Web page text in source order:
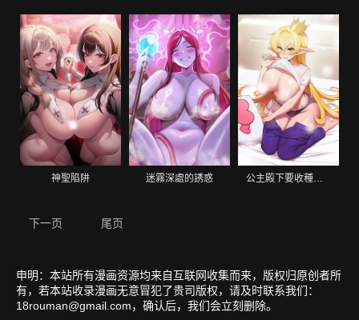
神聖陷阱 迷霧深處的誘惑 公主殿下要收種子啦！
下一页 尾页
申明：本站所有漫画资源均来自互联网收集而来，版权归原创者所
有，若本站收录漫画无意冒犯了贵司版权，请及时联系我们：
18rouman@gmail.com，确认后，我们会立刻删除。